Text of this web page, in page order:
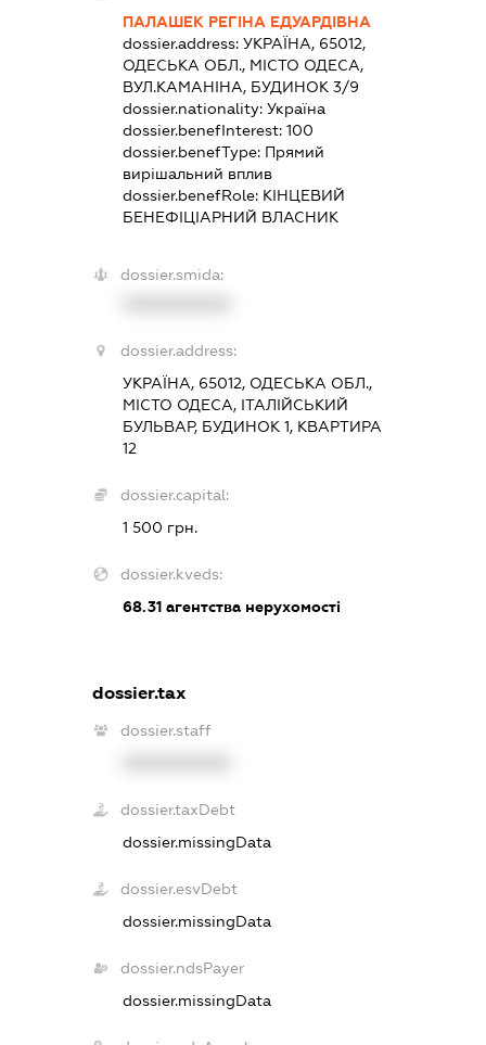
ПАЛАШЕК РЕГІНА ЕДУАРДІВНА
dossier.address:УКРАЇНА, 65012,
ОДЕСЬКА ОБЛ., МІСТО ОДЕСА,
ВУЛ.КАМАНІНА, БУДИНОК 3/9
dossier.nationality:Україна
dossier.benefInterest:100
dossier.benefType: Прямий
вирішальний вплив
dossier.benefRole: КІНЦЕВИЙ
БЕНЕФІЦІАРНИЙ ВЛАСНИК
dossier.smida:
dossier.address:
УКРАЇНА, 65012, ОДЕСЬКА ОБЛ.,
МІСТО ОДЕСА, ІТАЛІЙСЬКИЙ
БУЛЬВАР, БУДИНОК 1, КВАРТИРА
12
dossier.capital:
1 500 грн.
dossier.kveds:
68.31 агентства нерухомості
dossier.tax
dossier.staff
dossier.taxDebt
dossier.missingData
dossier.esvDebt
dossier.missingData
dossier.ndsPayer
dossier.missingData